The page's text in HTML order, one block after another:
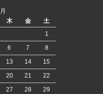
木 金
土
1
6 7
8
13 14
15
20 21
22
27 28
29